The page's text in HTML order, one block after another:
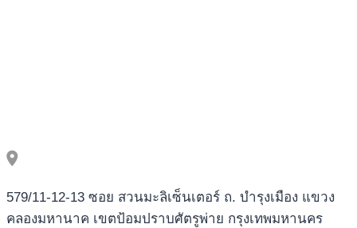
579/11-12-13 ซอย สวนมะลิเซ็นเตอร์ ถ. บำรุงเมือง แขวง
คลองมหานาค เขตป้อมปราบศัตรูพ่าย กรุงเทพมหานคร